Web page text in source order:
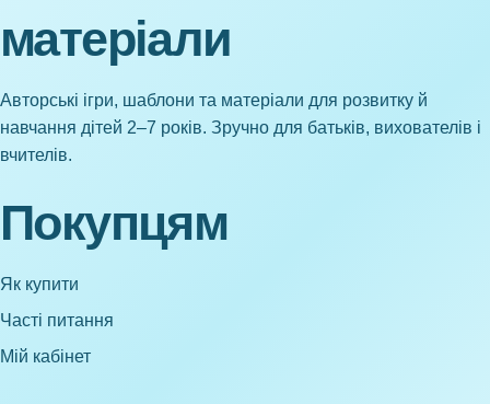
матеріали
Авторські ігри, шаблони та матеріали для розвитку й
навчання дітей 2–7 років. Зручно для батьків, вихователів і
вчителів.
Покупцям
Як купити
Часті питання
Мій кабінет